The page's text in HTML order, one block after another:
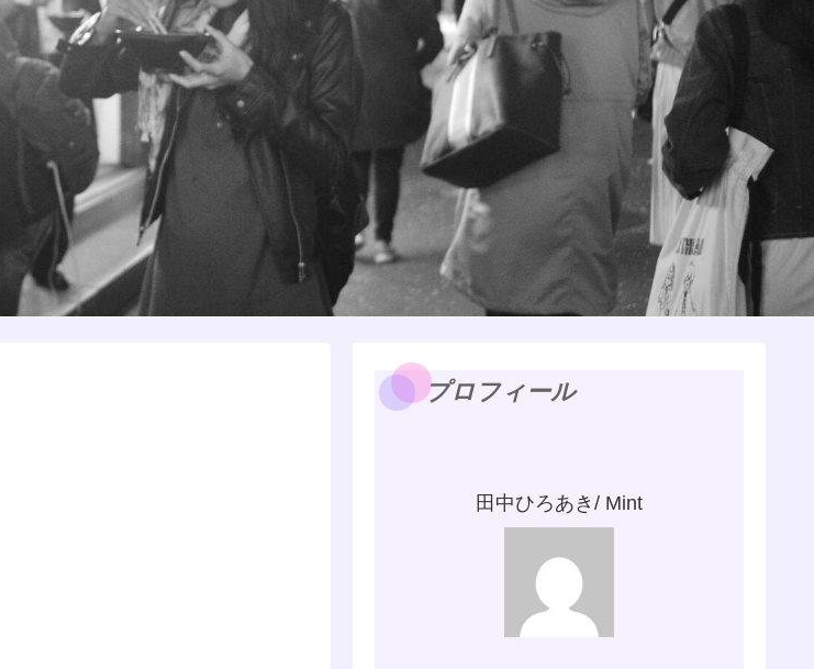
プロフィール
田中ひろあき/ Mint